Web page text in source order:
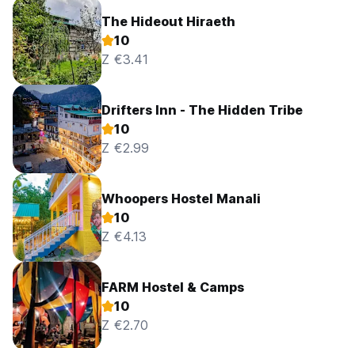
The Hideout Hiraeth
10
Z €3.41
Drifters Inn - The Hidden Tribe
10
Z €2.99
Whoopers Hostel Manali
10
Z €4.13
FARM Hostel & Camps
10
Z €2.70